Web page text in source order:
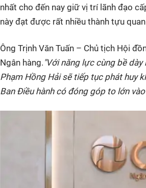
nhất cho đến nay giữ vị trí lãnh đạo
này đạt được rất nhiều thành tựu
Ông Trịnh Văn Tuấn – Chủ tịch Hội
Ngân hàng. "Với năng lực cùng bề
Phạm Hồng Hải sẽ tiếp tục phát huy
Ban Điều hành có đóng góp to lớn